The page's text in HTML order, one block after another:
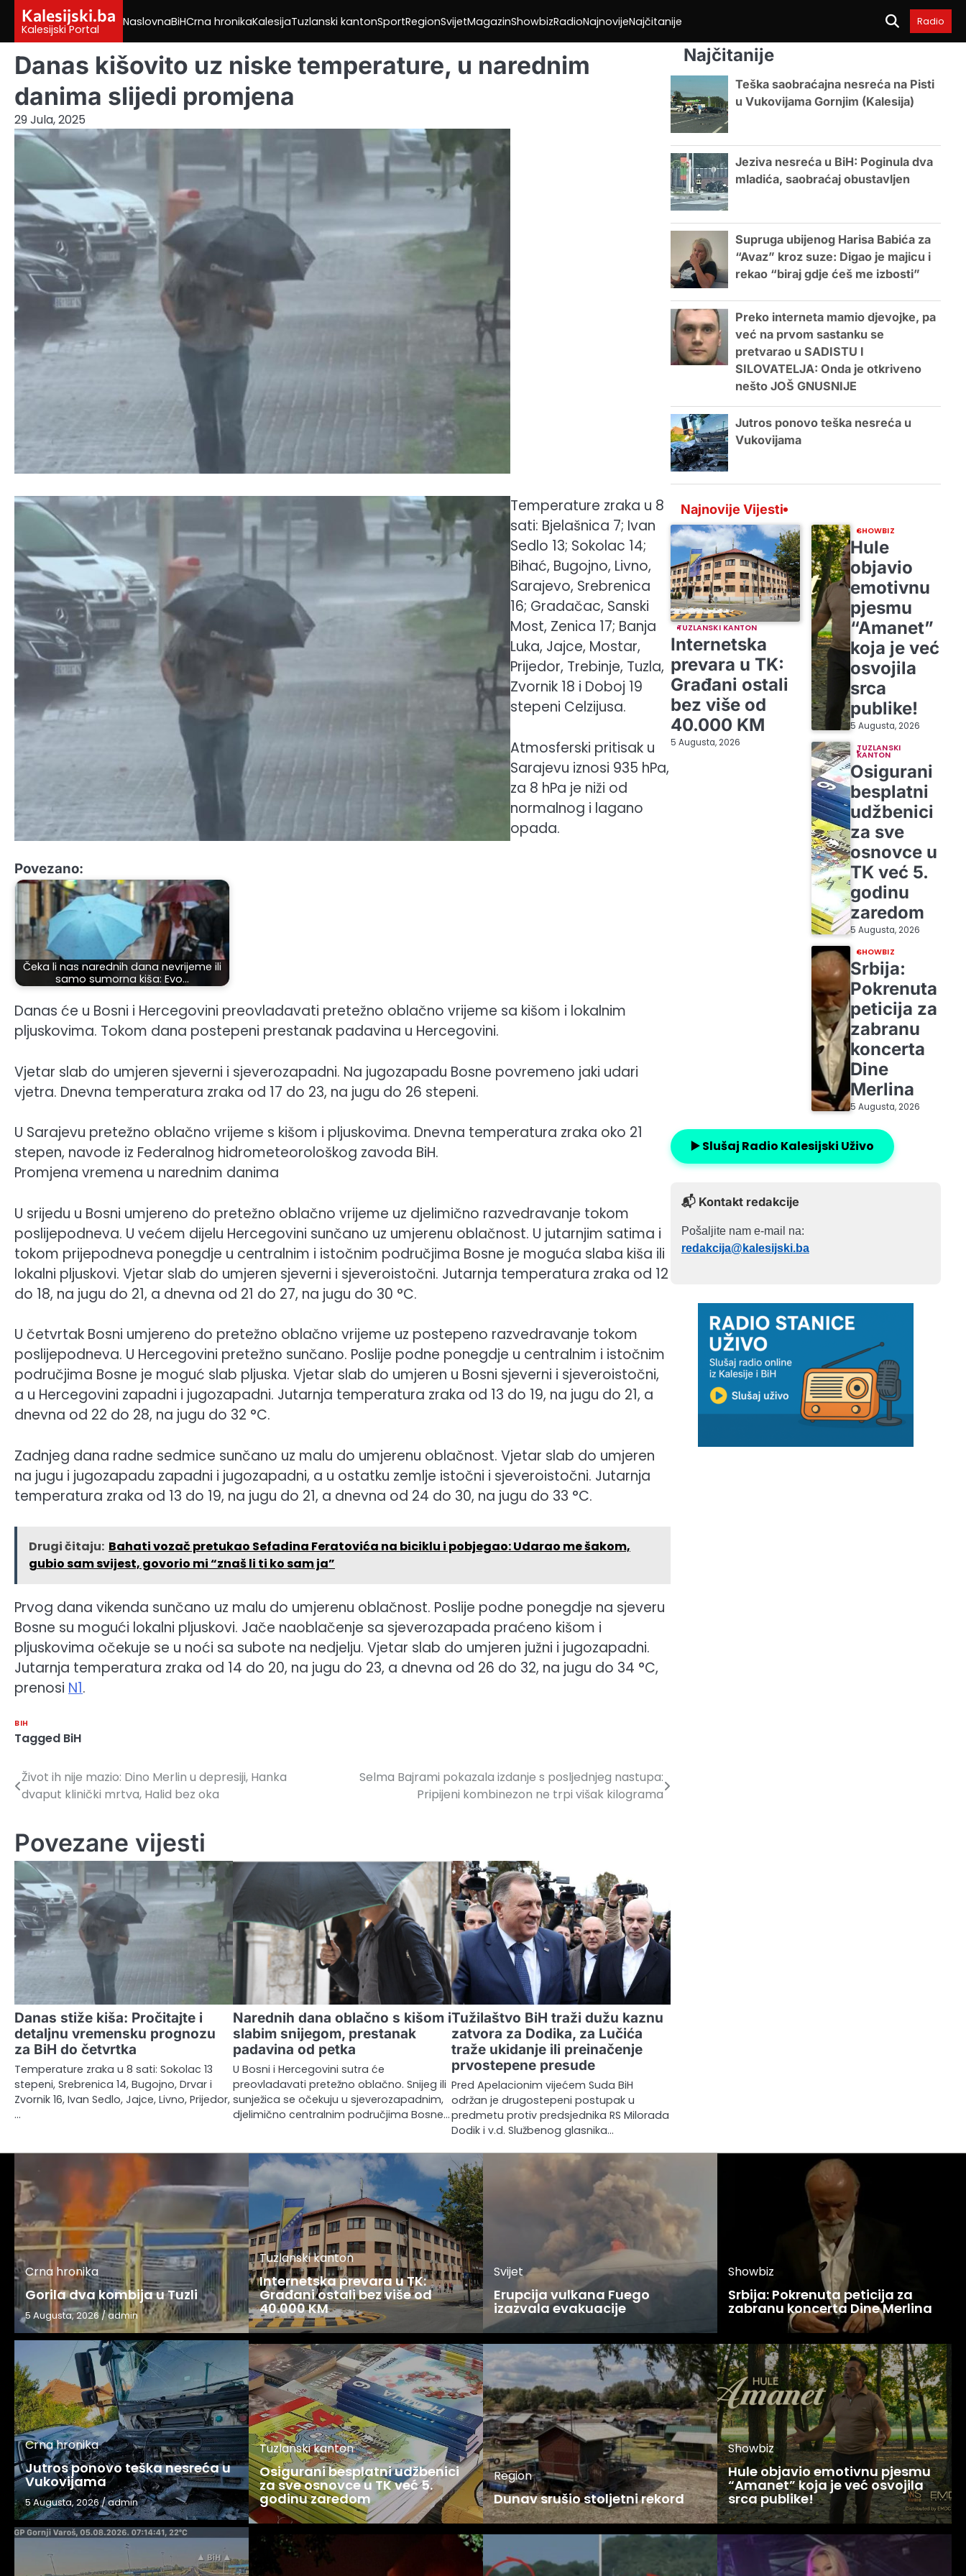
content
Kalesijski.ba
Kalesijski Portal
NaslovnaBiHCrna hronikaKalesijaTuzlanski kantonSportRegionSvijetMagazinShowbizRadioNajnovijeNajčitanije Radio
Danas kišovito uz niske temperature, u narednim
danima slijedi promjena
29 Jula, 2025
Temperature zraka u 8
sati: Bjelašnica 7; Ivan
Sedlo 13; Sokolac 14;
Bihać, Bugojno, Livno,
Sarajevo, Srebrenica
16; Gradačac, Sanski
Most, Zenica 17; Banja
Luka, Jajce, Mostar,
Prijedor, Trebinje, Tuzla,
Zvornik 18 i Doboj 19
stepeni Celzijusa.
Atmosferski pritisak u
Sarajevu iznosi 935 hPa,
za 8 hPa je niži od
normalnog i lagano
opada.
Povezano:
Čeka li nas narednih dana nevrijeme ili
samo sumorna kiša: Evo…
Danas će u Bosni i Hercegovini preovladavati pretežno oblačno vrijeme sa kišom i lokalnim
pljuskovima. Tokom dana postepeni prestanak padavina u Hercegovini.
Vjetar slab do umjeren sjeverni i sjeverozapadni. Na jugozapadu Bosne povremeno jaki udari
vjetra. Dnevna temperatura zraka od 17 do 23, na jugu do 26 stepeni.
U Sarajevu pretežno oblačno vrijeme s kišom i pljuskovima. Dnevna temperatura zraka oko 21
stepen, navode iz Federalnog hidrometeorološkog zavoda BiH.
Promjena vremena u narednim danima
U srijedu u Bosni umjereno do pretežno oblačno vrijeme uz djelimično razvedravanje tokom
poslijepodneva. U većem dijelu Hercegovini sunčano uz umjerenu oblačnost. U jutarnjim satima i
tokom prijepodneva ponegdje u centralnim i istočnim područjima Bosne je moguća slaba kiša ili
lokalni pljuskovi. Vjetar slab do umjeren sjeverni i sjeveroistočni. Jutarnja temperatura zraka od 12
do 18, na jugu do 21, a dnevna od 21 do 27, na jugu do 30 °C.
U četvrtak Bosni umjereno do pretežno oblačno vrijeme uz postepeno razvedravanje tokom
poslijepodneva. U Hercegovini pretežno sunčano. Poslije podne ponegdje u centralnim i istočnim
područjima Bosne je moguć slab pljuska. Vjetar slab do umjeren u Bosni sjeverni i sjeveroistočni,
a u Hercegovini zapadni i jugozapadni. Jutarnja temperatura zraka od 13 do 19, na jugu do 21, a
dnevna od 22 do 28, na jugu do 32 °C.
Zadnjeg dana radne sedmice sunčano uz malu do umjerenu oblačnost. Vjetar slab do umjeren
na jugu i jugozapadu zapadni i jugozapadni, a u ostatku zemlje istočni i sjeveroistočni. Jutarnja
temperatura zraka od 13 do 19, na jugu do 21, a dnevna od 24 do 30, na jugu do 33 °C.
Drugi čitaju: Bahati vozač pretukao Sefadina Feratovića na biciklu i pobjegao: Udarao me šakom,
gubio sam svijest, govorio mi “znaš li ti ko sam ja”
Prvog dana vikenda sunčano uz malu do umjerenu oblačnost. Poslije podne ponegdje na sjeveru
Bosne su mogući lokalni pljuskovi. Jače naoblačenje sa sjeverozapada praćeno kišom i
pljuskovima očekuje se u noći sa subote na nedjelju. Vjetar slab do umjeren južni i jugozapadni.
Jutarnja temperatura zraka od 14 do 20, na jugu do 23, a dnevna od 26 do 32, na jugu do 34 °C,
prenosi N1.
BIH
Tagged BiH
Navigacija
članaka
Život ih nije mazio: Dino Merlin u depresiji, Hanka
dvaput klinički mrtva, Halid bez oka
Selma Bajrami pokazala izdanje s posljednjeg nastupa:
Pripijeni kombinezon ne trpi višak kilograma
Povezane vijesti
Danas stiže kiša: Pročitajte i
detaljnu vremensku prognozu
za BiH do četvrtka
Temperature zraka u 8 sati: Sokolac 13
stepeni, Srebrenica 14, Bugojno, Drvar i
Zvornik 16, Ivan Sedlo, Jajce, Livno, Prijedor,
…
Narednih dana oblačno s kišom i
slabim snijegom, prestanak
padavina od petka
U Bosni i Hercegovini sutra će
preovladavati pretežno oblačno. Snijeg ili
sunježica se očekuju u sjeverozapadnim,
djelimično centralnim područjima Bosne…
Tužilaštvo BiH traži dužu kaznu
zatvora za Dodika, za Lučića
traže ukidanje ili preinačenje
prvostepene presude
Pred Apelacionim vijećem Suda BiH
održan je drugostepeni postupak u
predmetu protiv predsjednika RS Milorada
Dodik i v.d. Službenog glasnika…
Najčitanije
Teška saobraćajna nesreća na Pisti
u Vukovijama Gornjim (Kalesija)
Jeziva nesreća u BiH: Poginula dva
mladića, saobraćaj obustavljen
Supruga ubijenog Harisa Babića za
“Avaz” kroz suze: Digao je majicu i
rekao “biraj gdje ćeš me izbosti”
Preko interneta mamio djevojke, pa
već na prvom sastanku se
pretvarao u SADISTU I
SILOVATELJA: Onda je otkriveno
nešto JOŠ GNUSNIJE
Jutros ponovo teška nesreća u
Vukovijama
Najnovije Vijesti
TUZLANSKI KANTON
Internetska
prevara u TK:
Građani ostali
bez više od
40.000 KM
5 Augusta, 2026
SHOWBIZ
Hule
objavio
emotivnu
pjesmu
“Amanet”
koja je već
osvojila
srca
publike!
5 Augusta, 2026
TUZLANSKI
KANTON
Osigurani
besplatni
udžbenici
za sve
osnovce u
TK već 5.
godinu
zaredom
5 Augusta, 2026
SHOWBIZ
Srbija:
Pokrenuta
peticija za
zabranu
koncerta
Dine
Merlina
5 Augusta, 2026
▶️ Slušaj Radio Kalesijski Uživo
📬 Kontakt redakcije
Pošaljite nam e-mail na:
redakcija@kalesijski.ba
Crna hronika
Gorila dva kombija u Tuzli
5 Augusta, 2026/admin
Crna hronika
Jutros ponovo teška nesreća u
Vukovijama
5 Augusta, 2026/admin
Tuzlanski kanton
Internetska prevara u TK:
Građani ostali bez više od
40.000 KM
Tuzlanski kanton
Osigurani besplatni udžbenici
za sve osnovce u TK već 5.
godinu zaredom
Svijet
Erupcija vulkana Fuego
izazvala evakuacije
Region
Dunav srušio stoljetni rekord
Showbiz
Srbija: Pokrenuta peticija za
zabranu koncerta Dine Merlina
Showbiz
Hule objavio emotivnu pjesmu
“Amanet” koja je već osvojila
srca publike!